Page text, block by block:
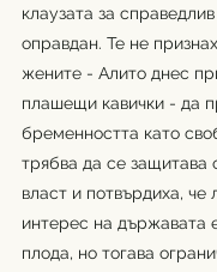
клаузата за
оправдан. Те не
жените - Алито днес
плашещи кавички - да
бременността като
трябва да се защитава
власт и потвърдиха, че
интерес на държавата
плода, но тогава